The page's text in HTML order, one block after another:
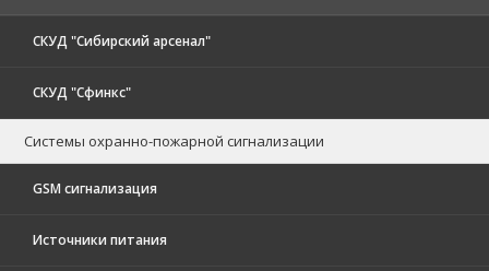
СКУД "Сибирский арсенал"
СКУД "Сфинкс"
Системы охранно-пожарной сигнализации
GSM сигнализация
Источники питания